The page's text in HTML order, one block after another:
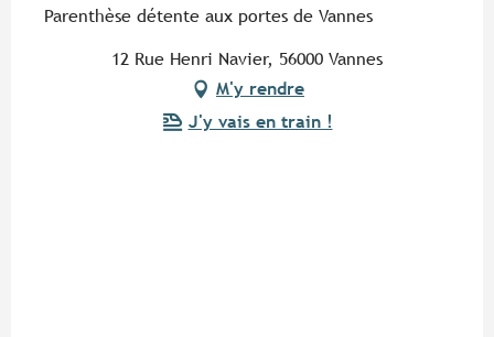
Parenthèse détente aux portes de Vannes
12 Rue Henri Navier, 56000 Vannes
M'y rendre
J'y vais en train !